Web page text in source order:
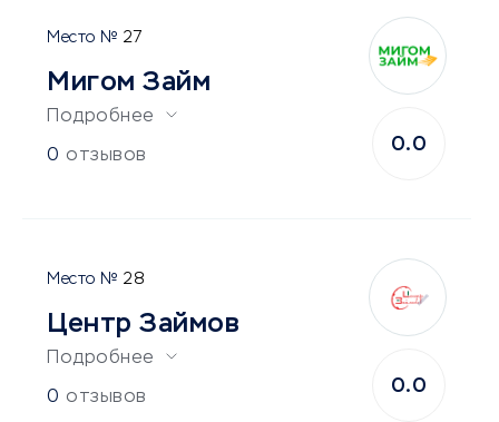
27
Мигом Займ
Подробнее
0 отзывов
0.0
28
Центр Займов
Подробнее
0 отзывов
0.0